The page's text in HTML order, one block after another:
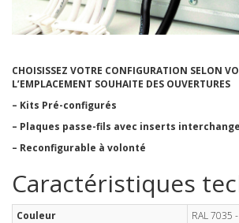
CHOISISSEZ VOTRE CONFIGURATION SELON
L’EMPLACEMENT SOUHAITE DES OUVERTURES
– Kits Pré-configurés
– Plaques passe-fils avec inserts
– Reconfigurable à volonté
Caractéristiques
Couleur RAL 7035